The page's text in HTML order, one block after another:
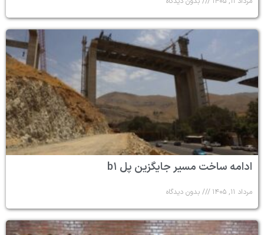
ادامه ساخت مسیر جایگزین پل b۱
مرداد ۱۱, ۱۴۰۵ بدون دیدگاه